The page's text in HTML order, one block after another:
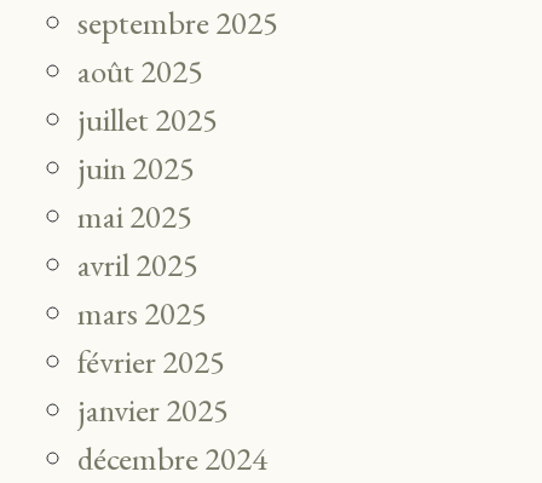
septembre 2025
août 2025
juillet 2025
juin 2025
mai 2025
avril 2025
mars 2025
février 2025
janvier 2025
décembre 2024